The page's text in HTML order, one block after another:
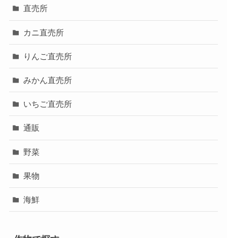
直売所
カニ直売所
りんご直売所
みかん直売所
いちご直売所
通販
野菜
果物
海鮮